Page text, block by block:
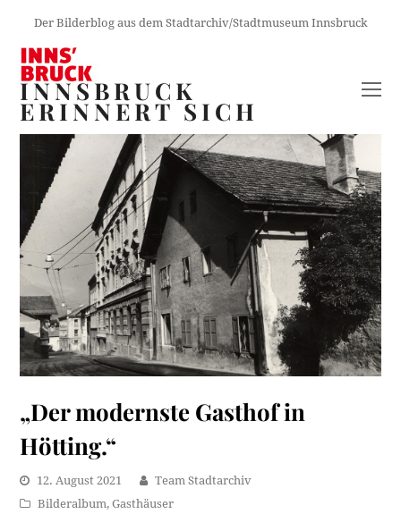
Der Bilderblog aus dem Stadtarchiv/Stadtmuseum Innsbruck
INNSBRUCK
ERINNERT SICH
„Der modernste Gasthof in
Hötting.“
12. August 2021
Team Stadtarchiv
Bilderalbum,Gasthäuser